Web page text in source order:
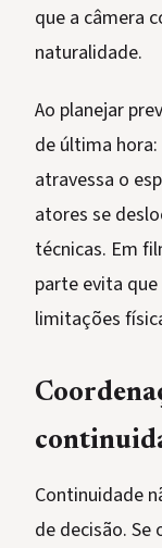
que a câmera
naturalidade.
Ao planejar
de última
atravessa o
atores se
técnicas. Em
parte evita
limitações
Continuidade
de decisão.